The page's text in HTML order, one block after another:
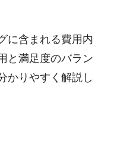
に含まれる費用内
と満足度のバラン
かりやすく解説し